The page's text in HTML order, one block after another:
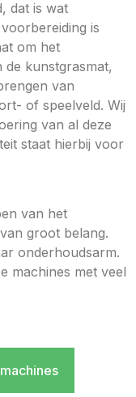
dat is wat
is
om het
kunstgrasmat,
van
of speelveld. Wij
van al deze
staat hierbij voor
van het
groot belang.
onderhoudsarm.
machines met veel